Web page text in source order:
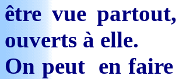
être vue
ouverts à elle.
On peut en faire